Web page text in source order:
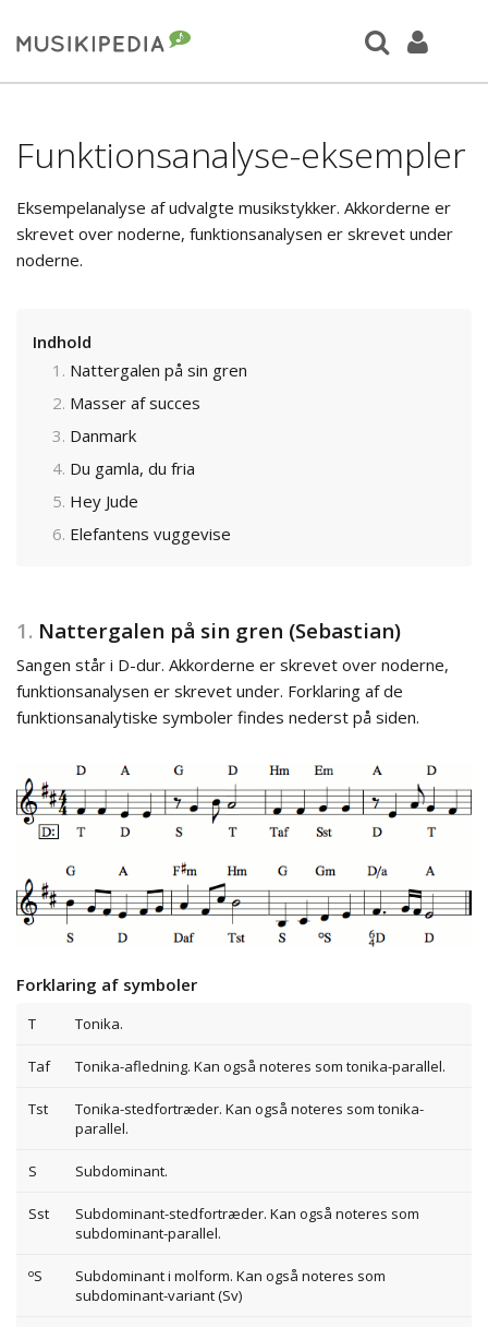
Funktionsanalyse-eksempler
Eksempelanalyse af udvalgte musikstykker. Akkorderne er
skrevet over noderne, funktionsanalysen er skrevet under
noderne.
Indhold
Nattergalen på sin gren
Masser af succes
Danmark
Du gamla, du fria
Hey Jude
Elefantens vuggevise
1. Nattergalen på sin gren (Sebastian)
Sangen står i D-dur. Akkorderne er skrevet over noderne,
funktionsanalysen er skrevet under. Forklaring af de
funktionsanalytiske symboler findes nederst på siden.
Forklaring af symboler
T Tonika.
Taf Tonika-afledning. Kan også noteres som tonika-parallel.
Tst
Tonika-stedfortræder. Kan også noteres som tonika-
parallel.
S Subdominant.
Sst
Subdominant-stedfortræder. Kan også noteres som
subdominant-parallel.
oS
Subdominant i molform. Kan også noteres som
subdominant-variant (Sv)